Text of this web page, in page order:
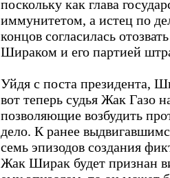
поскольку как глава
иммунитетом, а истец по
концов согласилась
Шираком и его партией
Уйдя с поста президента,
вот теперь судья Жак Газо
позволяющие возбудить
дело. К ранее
семь эпизодов создания
Жак Ширак будет признан